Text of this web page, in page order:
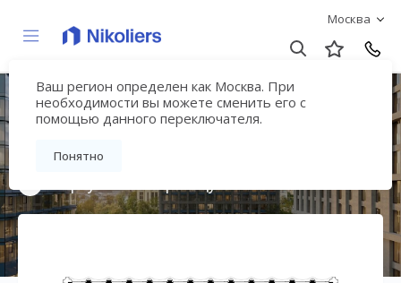
Москва
Ваш регион определен как Москва. При
необходимости вы можете сменить его с
помощью данного переключателя.
Понятно
Премиальный дом
«МИРА»